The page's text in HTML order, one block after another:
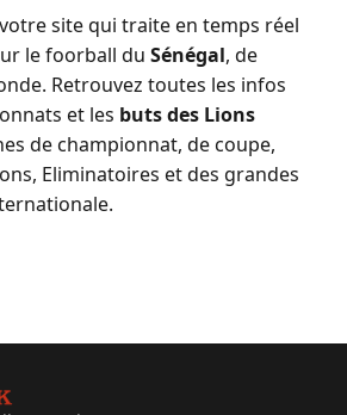
site qui traite en temps réel
le foorball du Sénégal, de
Retrouvez toutes les infos
et les buts des Lions
de championnat, de coupe,
Eliminatoires et des grandes